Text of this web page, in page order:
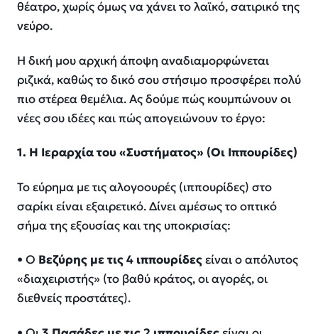
θέατρο, χωρίς όμως να χάνει το λαϊκό, σατιρικό της
νεύρο.
Η δική μου αρχική άποψη αναδιαμορφώνεται
ριζικά, καθώς το δικό σου στήσιμο προσφέρει πολύ
πιο στέρεα θεμέλια. Ας δούμε πώς κουμπώνουν οι
νέες σου ιδέες και πώς απογειώνουν το έργο:
1. Η Ιεραρχία του «Συστήματος» (Οι Ιππουρίδες)
Το εύρημα με τις αλογοουρές (ιππουρίδες) στο
σαρίκι είναι εξαιρετικό. Δίνει αμέσως το οπτικό
σήμα της εξουσίας και της υποκρισίας:
• Ο Βεζύρης με τις 4 ιππουρίδεςείναι ο απόλυτος
«διαχειριστής» (το βαθύ κράτος, οι αγορές, οι
διεθνείς προστάτες).